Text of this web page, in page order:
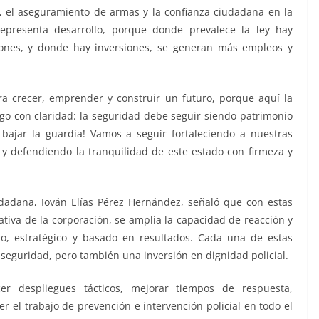
aseguramiento de armas y la confianza ciudadana en la
desarrollo, porque donde prevalece la ley hay
y donde hay inversiones, se generan más empleos y
crecer, emprender y construir un futuro, porque aquí la
con claridad: la seguridad debe seguir siendo patrimonio
la guardia! Vamos a seguir fortaleciendo a nuestras
defendiendo la tranquilidad de este estado con firmeza y
Iován Elías Pérez Hernández, señaló que con estas
de la corporación, se amplía la capacidad de reacción y
estratégico y basado en resultados. Cada una de estas
pero también una inversión en dignidad policial.
despliegues tácticos, mejorar tiempos de respuesta,
el trabajo de prevención e intervención policial en todo el